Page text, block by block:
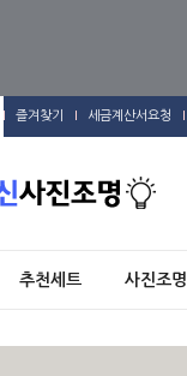
즐겨찾기 세금계산서요청
추천세트 사진조명